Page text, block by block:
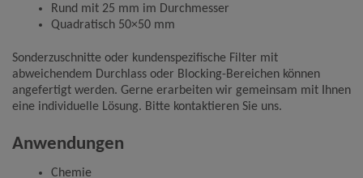
Rund mit 25 mm im Durchmesser
Quadratisch 50×50 mm
Sonderzuschnitte oder kundenspezifische Filter mit
abweichendem Durchlass oder Blocking-Bereichen können
angefertigt werden. Gerne erarbeiten wir gemeinsam mit Ihnen
eine individuelle Lösung. Bitte kontaktieren Sie uns.
Anwendungen
Chemie
Cookie Laufzeit
2 Jahre